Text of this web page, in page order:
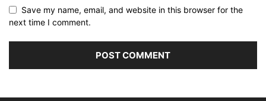
Save my name, email, and website in this browser for the
next time I comment.